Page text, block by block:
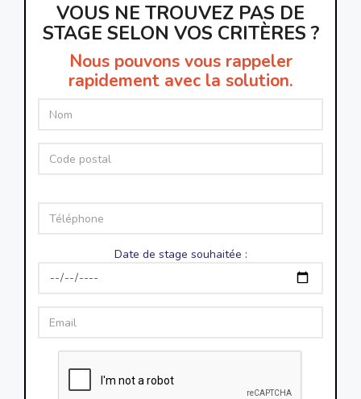
VOUS NE TROUVEZ PAS DE
STAGE SELON VOS CRITÈRES ?
Nous pouvons vous rappeler
rapidement avec la solution.
Date de stage souhaitée :